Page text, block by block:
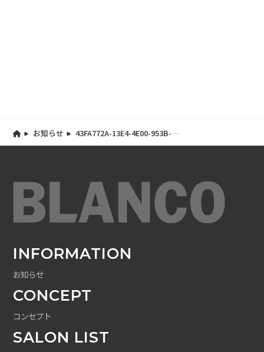
お知らせ
43FA772A-13E4-4E00-953B-
0BD8F10B58B5
INFORMATION
お知らせ
CONCEPT
コンセプト
SALON LIST